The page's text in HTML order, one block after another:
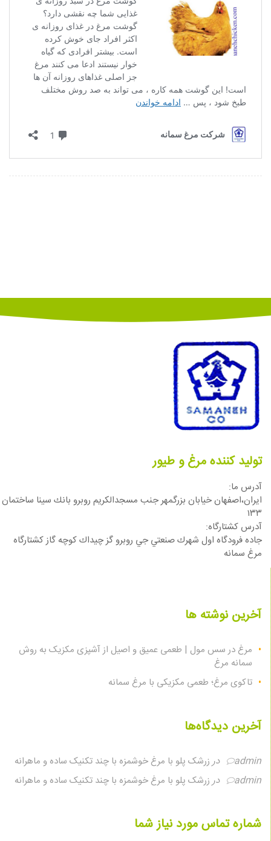
تولید کننده مرغ و طیور
آدرس ما:
ایران،اصفهان خيابان بزرگمهر جنب مسجدالكريم روبرو بانك سينا ساختمان
١٣٣
آدرس كشتارگاه:
جاده فرودگاه اول شهرك صنعتي جي روبرو گز چيداك كوچه گاز كشتارگاه
مرغ سمانه
آخرین نوشته ها
مرغ در سس مول | طعمی عمیق و اصیل از آشپزی مکزیک به روش
سمانه مرغ
تاکوی مرغ؛ طعمی مکزیکی با مرغ سمانه
آخرین دیدگاه‌ها
admin درزرشک پلو با مرغ خوشمزه با چند تکنیک ساده و ماهرانه
admin
درزرشک پلو با مرغ خوشمزه با چند تکنیک ساده و ماهرانه
شماره تماس مورد نیاز شما